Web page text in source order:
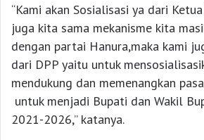
“Kami akan Sosialisasi ya dari
juga kita sama mekanisme kita
dengan partai Hanura,maka kami
dari DPP yaitu untuk
mendukung dan memenangkan
untuk menjadi Bupati dan Wakil
2021-2026,” katanya.